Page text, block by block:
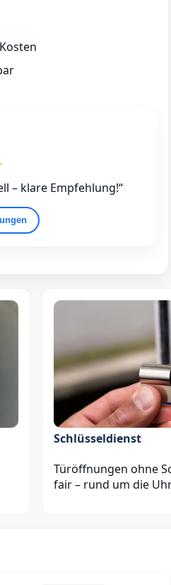
– klare Empfehlung!“
Schlüsseldienst
Türöffnungen ohne
fair – rund um die